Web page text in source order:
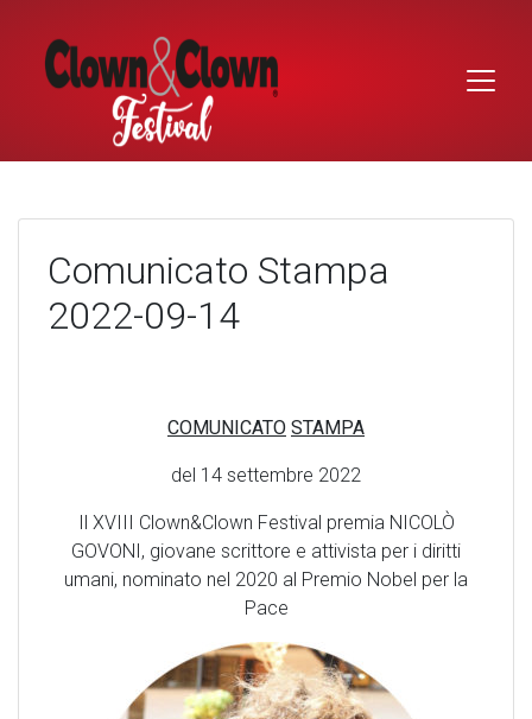
content
Comunicato Stampa
2022-09-14
COMUNICATO STAMPA
del 14 settembre 2022
Il XVIII Clown&Clown Festival premia NICOLÒ
GOVONI, giovane scrittore e attivista per i diritti
umani, nominato nel 2020 al Premio Nobel per la
Pace